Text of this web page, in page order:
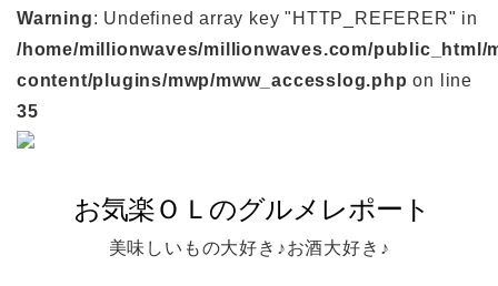
Warning: Undefined array key "HTTP_REFERER" in
/home/millionwaves/millionwaves.com/public_html/
content/plugins/mwp/mww_accesslog.php on line
35
美味しいもの大好き♪お酒大好き♪